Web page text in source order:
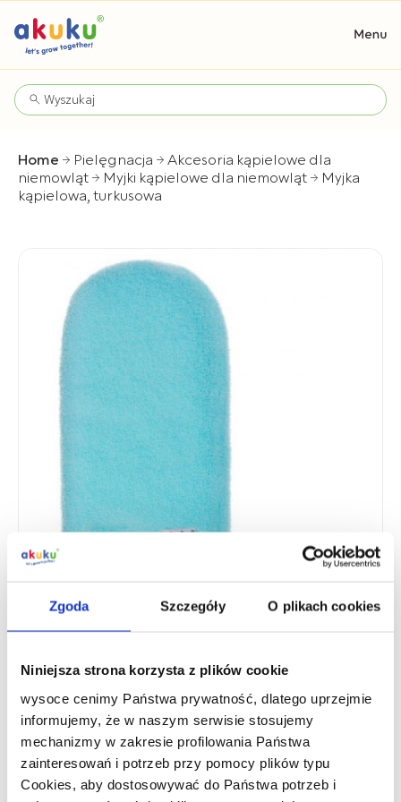
Zgoda Szczegóły O plikach cookies
Niniejsza strona korzysta z plików cookie
wysoce cenimy Państwa prywatność, dlatego uprzejmie
informujemy, że w naszym serwisie stosujemy
mechanizmy w zakresie profilowania Państwa
zainteresowań i potrzeb przy pomocy plików typu
Cookies, aby dostosowywać do Państwa potrzeb i
Home Pielęgnacja
Akcesoria kąpielowe dla
niemowląt
Myjki kąpielowe dla niemowląt
Myjka
kąpielowa, turkusowa
Myjka kąpielowa, turkusowa
Opis produktu
Gdzie kupić?
Współpraca B2B